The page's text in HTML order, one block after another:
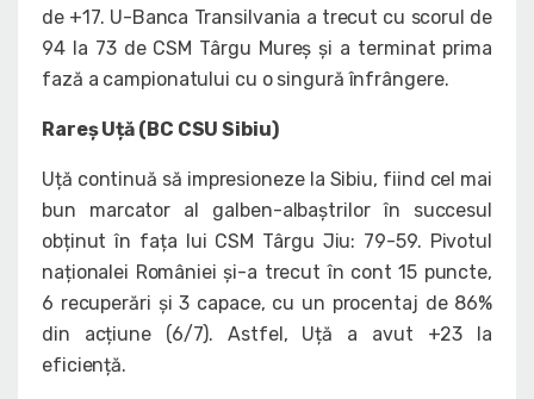
de +17. U-Banca Transilvania a trecut cu scorul de
94 la 73 de CSM Târgu Mureș și a terminat prima
fază a campionatului cu o singură înfrângere.
Rareș Uță (BC CSU Sibiu)
Uță continuă să impresioneze la Sibiu, fiind cel mai
bun marcator al galben-albaștrilor în succesul
obținut în fața lui CSM Târgu Jiu: 79-59. Pivotul
naționalei României și-a trecut în cont 15 puncte,
6 recuperări și 3 capace, cu un procentaj de 86%
din acțiune (6/7). Astfel, Uță a avut +23 la
eficiență.